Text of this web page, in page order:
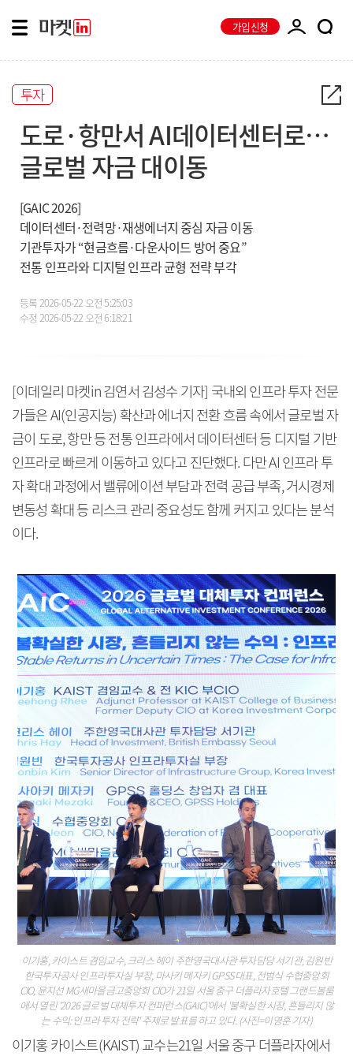
가입신청
투자
도로·항만서 AI데이터센터로…
글로벌 자금 대이동
[GAIC 2026]
데이터센터·전력망·재생에너지 중심 자금 이동
기관투자가 “현금흐름·다운사이드 방어 중요”
전통 인프라와 디지털 인프라 균형 전략 부각
등록2026-05-22 오전 5:25:03
수정 2026-05-22 오전 6:18:21
[이데일리 마켓in 김연서 김성수 기자] 국내외 인프라 투자 전문
가들은 AI(인공지능) 확산과 에너지 전환 흐름 속에서 글로벌 자
금이 도로, 항만 등 전통 인프라에서 데이터센터 등 디지털 기반
인프라로 빠르게 이동하고 있다고 진단했다. 다만 AI 인프라 투
자 확대 과정에서 밸류에이션 부담과 전력 공급 부족, 거시경제
변동성 확대 등 리스크 관리 중요성도 함께 커지고 있다는 분석
이다.
이기홍, 카이스트 겸임교수, 크리스 헤이 주한영국대사관 투자담당 서기관, 김원빈
한국투자공사 인프라투자실 부장, 마사키 메자키 GPSS 대표, 전범식 수협중앙회
CIO, 윤지선 MG새마을금고중앙회 CIO가 21일 서울 중구 더플라자호텔 그랜드볼룸
에서 열린 '2026 글로벌 대체투자 컨퍼런스(GAIC)'에서 '불확실한 시장, 흔들리지 않
는 수익: 인프라 투자 전략' 주제로 발표를 하고 있다. (사진=이영훈 기자)
이기홍 카이스트(KAIST) 교수는21일 서울 중구 더플라자에서